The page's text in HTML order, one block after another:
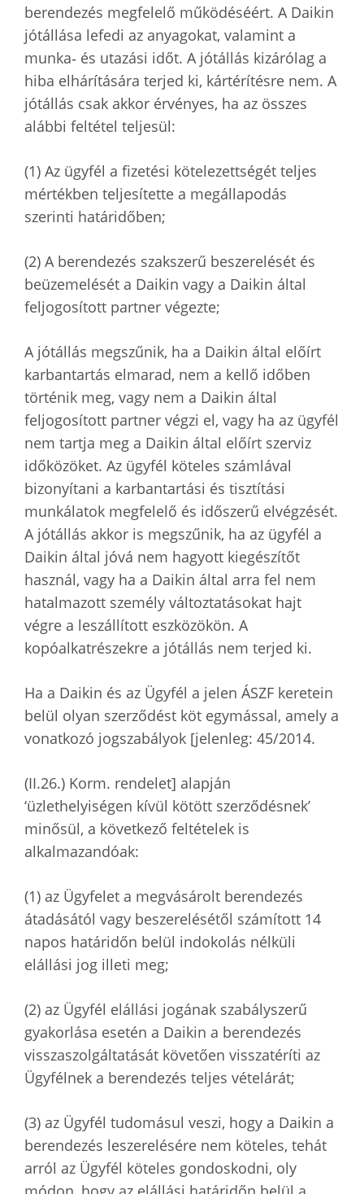
berendezés megfelelő működéséért. A Daikin
jótállása lefedi az anyagokat, valamint a
munka‐ és utazási időt. A jótállás kizárólag a
hiba elhárítására terjed ki, kártérítésre nem. A
jótállás csak akkor érvényes, ha az összes
alábbi feltétel teljesül:
(1) Az ügyfél a fizetési kötelezettségét teljes
mértékben teljesítette a megállapodás
szerinti határidőben;
(2) A berendezés szakszerű beszerelését és
beüzemelését a Daikin vagy a Daikin által
feljogosított partner végezte;
A jótállás megszűnik, ha a Daikin által előírt
karbantartás elmarad, nem a kellő időben
történik meg, vagy nem a Daikin által
feljogosított partner végzi el, vagy ha az ügyfél
nem tartja meg a Daikin által előírt szerviz
időközöket. Az ügyfél köteles számlával
bizonyítani a karbantartási és tisztítási
munkálatok megfelelő és időszerű elvégzését.
A jótállás akkor is megszűnik, ha az ügyfél a
Daikin által jóvá nem hagyott kiegészítőt
használ, vagy ha a Daikin által arra fel nem
hatalmazott személy változtatásokat hajt
végre a leszállított eszközökön. A
kopóalkatrészekre a jótállás nem terjed ki.
Ha a Daikin és az Ügyfél a jelen ÁSZF keretein
belül olyan szerződést köt egymással, amely a
vonatkozó jogszabályok [jelenleg: 45/2014.
(II.26.) Korm. rendelet] alapján
‘üzlethelyiségen kívül kötött szerződésnek’
minősül, a következő feltételek is
alkalmazandóak:
(1) az Ügyfelet a megvásárolt berendezés
átadásától vagy beszerelésétől számított 14
napos határidőn belül indokolás nélküli
elállási jog illeti meg;
(2) az Ügyfél elállási jogának szabályszerű
gyakorlása esetén a Daikin a berendezés
visszaszolgáltatását követően visszatéríti az
Ügyfélnek a berendezés teljes vételárát;
(3) az Ügyfél tudomásul veszi, hogy a Daikin a
berendezés leszerelésére nem köteles, tehát
arról az Ügyfél köteles gondoskodni, oly